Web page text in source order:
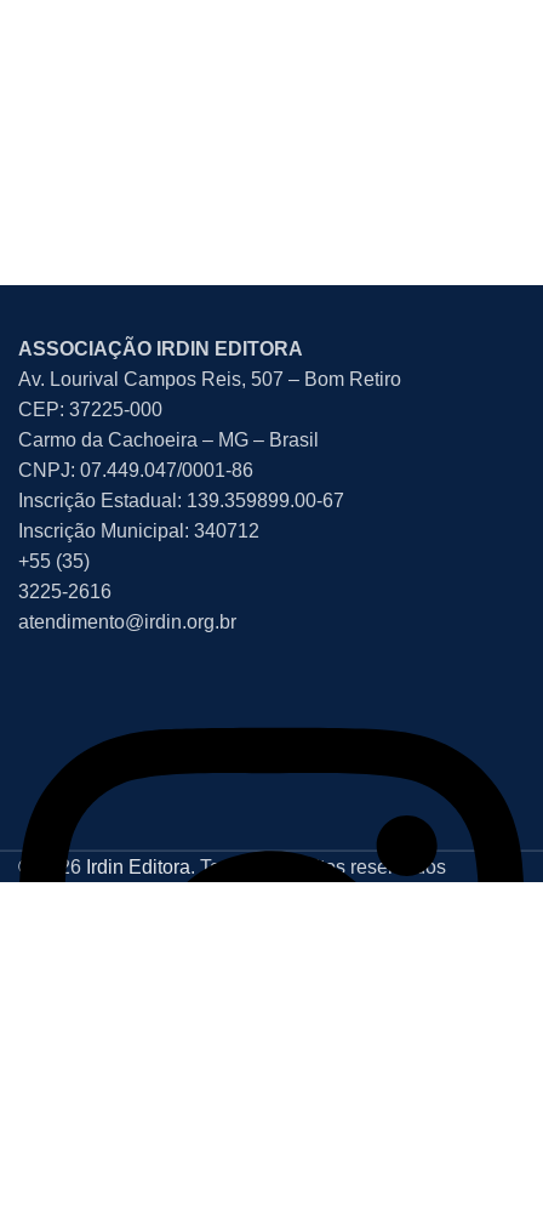
ASSOCIAÇÃO IRDIN EDITORA
Av. Lourival Campos Reis, 507 – Bom Retiro
CEP: 37225-000
Carmo da Cachoeira – MG – Brasil
CNPJ: 07.449.047/0001-86
Inscrição Estadual: 139.359899.00-67
Inscrição Municipal: 340712
+55 (35)
3225-2616
atendimento@irdin.org.br
© 2026 Irdin Editora. Todos os direitos reservados